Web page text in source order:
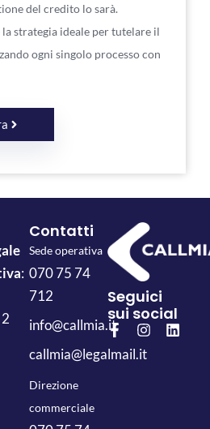
del credito lo sarà.
strategia ideale per tutelare il
ogni singolo processo con
Seguici
sui social
:
Contatti
Sede operativa
070 75 74
712
info@callmia.it
callmia@legalmail.it
Direzione
commerciale